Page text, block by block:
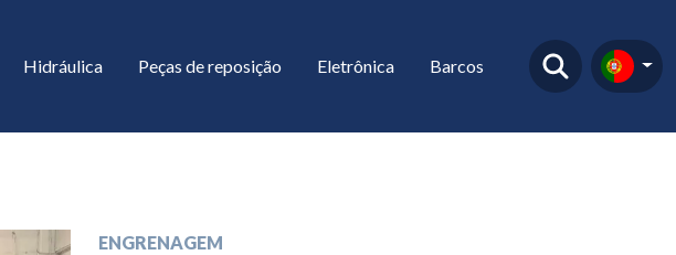
Hidráulica Peças de reposição Eletrônica Barcos
ENGRENAGEM